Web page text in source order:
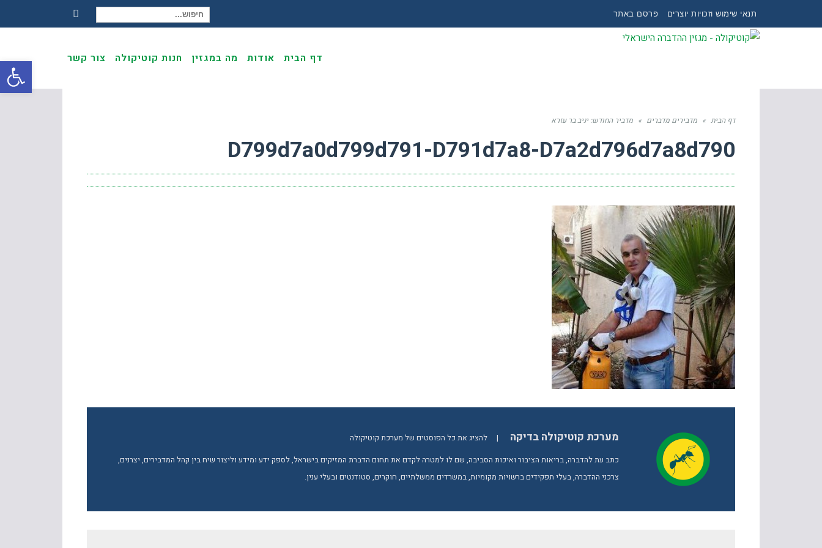
תנאי שימוש וזכויות יוצרים פרסם באתר
חיפוש עבור:
Facebook
דף הבית אודות מה במגזין חנות קוטיקולה צור קשר
דף הבית » מדבירים מדברים » מדביר החודש: יניב בר עזרא
D799d7a0d799d791-D791d7a8-D7a2d796d7a8d790
מערכת קוטיקולה בדיקה |
להציג את כל הפוסטים של מערכת קוטיקולה
כתב עת להדברה, בריאות הציבור ואיכות הסביבה, שם לו למטרה לקדם את תחום הדברת המזיקים בישראל, לספק ידע ומידע וליצור שיח בין קהל המדבירים, יצרנים,
צרכני ההדברה, בעלי תפקידים ברשויות מקומיות, במשרדים ממשלתיים, חוקרים, סטודנטים ובעלי ענין.